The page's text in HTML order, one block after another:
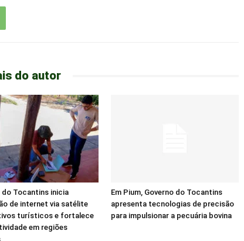
do autor
do Tocantins inicia
de internet via satélite
turísticos e fortalece
em regiões
Em Pium, Governo do Tocantins
apresenta tecnologias de precisão
para impulsionar a pecuária bovina